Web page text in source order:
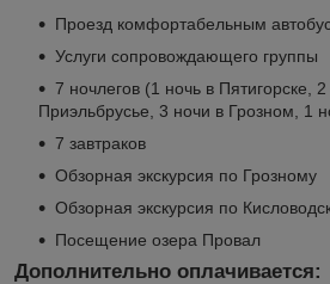
Проезд комфортабельным
Услуги сопровождающего группы
7 ночлегов (1 ночь в Пятигорске,
Приэльбрусье, 3 ночи в Грозном, 1
7 завтраков
Обзорная экскурсия по Грозному
Обзорная экскурсия по
Посещение озера Провал
Дополнительно оплачивается: